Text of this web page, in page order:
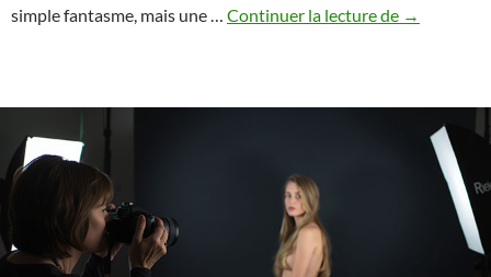
simple fantasme, mais une … Continuer la lecture de «
perfection.
→